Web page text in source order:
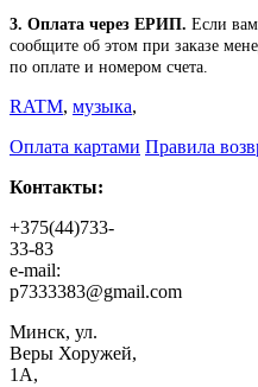
3. Оплата через ЕРИП. Если
сообщите об этом при заказе
по оплате и номером счета.
RATM, музыка,
Оплата картами Правила
Контакты:
+375(44)733-
33-83
e-mail:
p7333383@gmail.com
Минск, ул.
Веры Хоружей,
1А,